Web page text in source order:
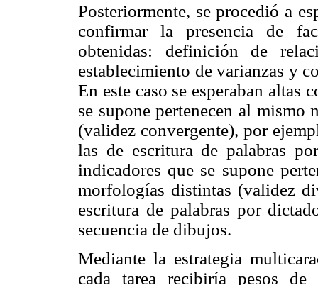
Posteriormente, se procedió a
confirmar la presencia de
obtenidas: definición de
establecimiento de varianzas y
En este caso se esperaban altas
se supone pertenecen al
(validez convergente), por
las de escritura de palabras
indicadores que se supone
morfologías distintas (validez
escritura de palabras por
secuencia de dibujos.
Mediante la estrategia
cada tarea recibiría pesos